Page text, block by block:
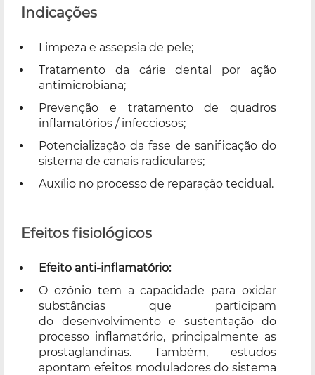
Indicações
Limpeza e assepsia de pele;
Tratamento da cárie dental por ação
antimicrobiana;
Prevenção e tratamento de quadros
inflamatórios / infecciosos;
Potencialização da fase de sanificação do
sistema de canais radiculares;
Auxílio no processo de reparação tecidual.
Efeitos fisiológicos
Efeito anti-inflamatório:
O ozônio tem a capacidade para oxidar
substâncias que participam
do desenvolvimento e sustentação do
processo inflamatório, principalmente as
prostaglandinas. Também, estudos
apontam efeitos moduladores do sistema